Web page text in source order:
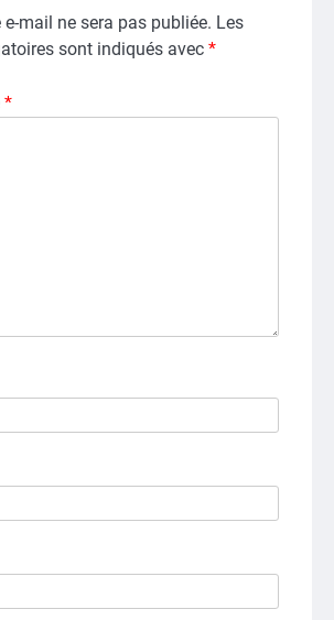
e-mail ne sera pas publiée. Les
sont indiqués avec *
*